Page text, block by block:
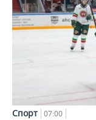
Спорт 07:00